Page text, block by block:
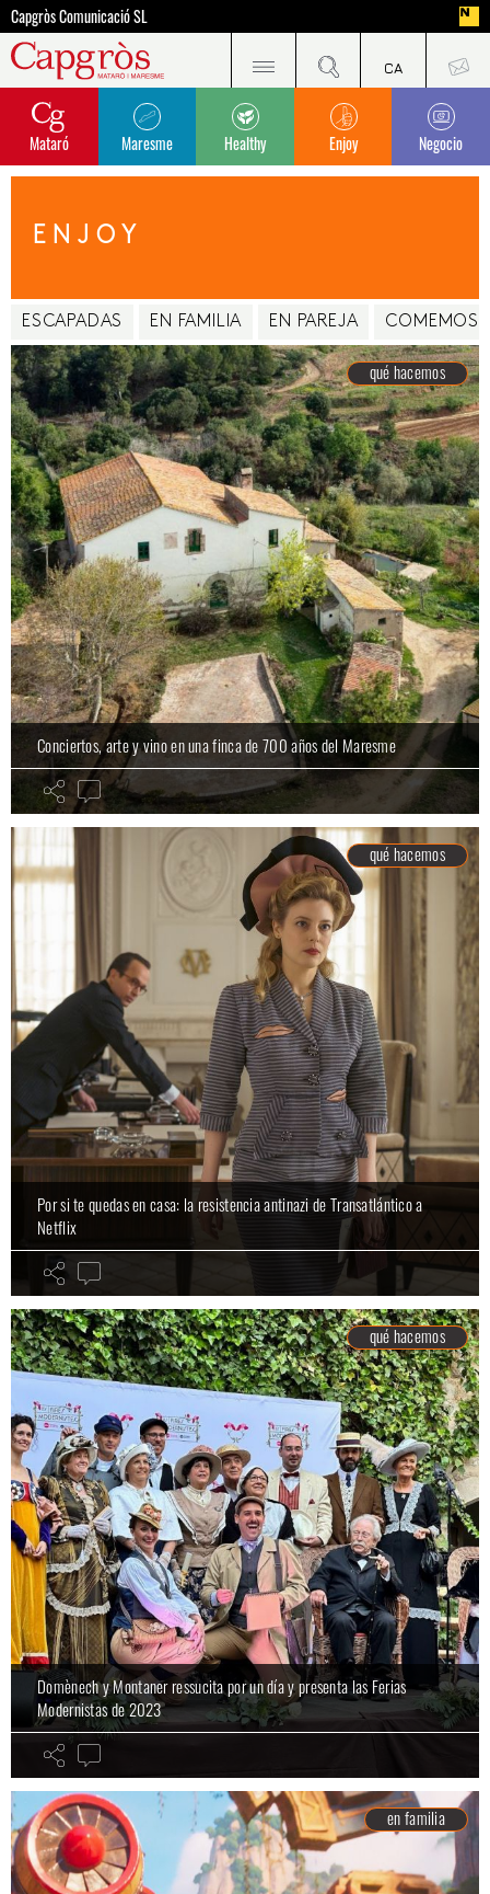
Capgròs Comunicació SL
Mataró Maresme Healthy Enjoy Negocio
ENJOY
ESCAPADAS EN FAMILIA EN PAREJA COMEMOS
qué hacemos
Conciertos, arte y vino en una finca de 700 años del Maresme
qué hacemos
Por si te quedas en casa: la resistencia antinazi de Transatlántico a
Netflix
qué hacemos
Domènech y Montaner ressucita por un día y presenta las Ferias
Modernistas de 2023
en familia